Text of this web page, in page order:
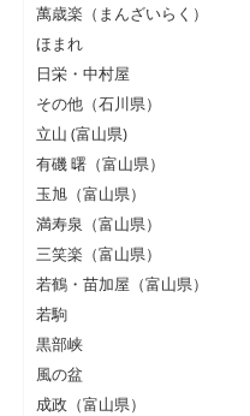
萬歳楽（まんざいらく）
ほまれ
日栄・中村屋
その他（石川県）
立山 (富山県)
有磯 曙（富山県）
玉旭（富山県）
満寿泉（富山県）
三笑楽（富山県）
若鶴・苗加屋（富山県）
若駒
黒部峡
風の盆
成政（富山県）